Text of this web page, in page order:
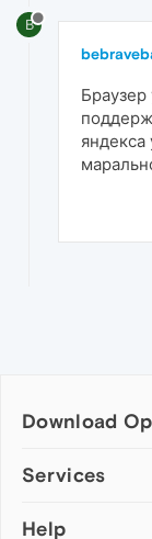
B
Браузер
Download
Computer browsers
Opera for Mac
Services
Add-ons
Help